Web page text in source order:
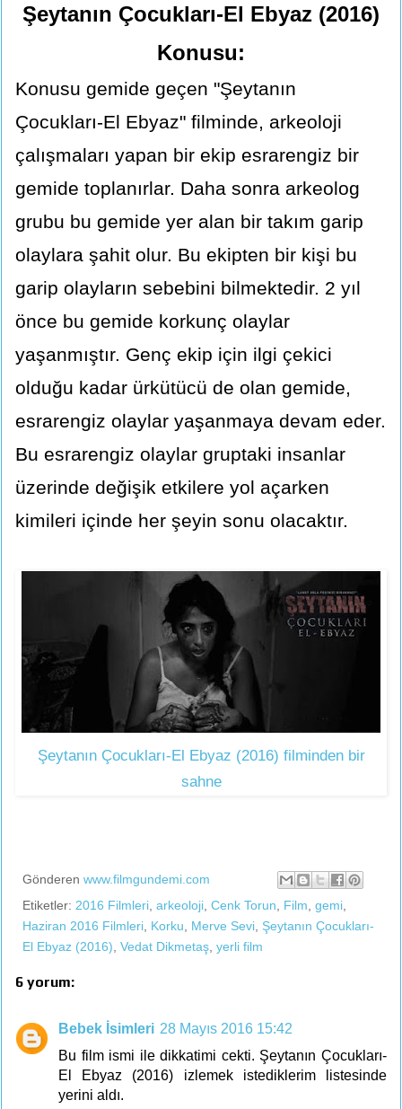
Şeytanın Çocukları-El Ebyaz (2016)
Konusu:
Konusu gemide geçen "Şeytanın
Çocukları-El Ebyaz" filminde, arkeoloji
çalışmaları yapan bir ekip esrarengiz bir
gemide toplanırlar. Daha sonra arkeolog
grubu bu gemide yer alan bir takım garip
olaylara şahit olur. Bu ekipten bir kişi bu
garip olayların sebebini bilmektedir. 2 yıl
önce bu gemide korkunç olaylar
yaşanmıştır. Genç ekip için ilgi çekici
olduğu kadar ürkütücü de olan gemide,
esrarengiz olaylar yaşanmaya devam eder.
Bu esrarengiz olaylar gruptaki insanlar
üzerinde değişik etkilere yol açarken
kimileri içinde her şeyin sonu olacaktır.
Şeytanın Çocukları-El Ebyaz (2016) filminden bir
sahne
Gönderen www.filmgundemi.com
Etiketler: 2016 Filmleri arkeoloji Cenk Torun Film gemi
Haziran 2016 Filmleri Korku Merve Sevi Şeytanın Çocukları-
El Ebyaz (2016) Vedat Dikmetaş yerli film
6 yorum:
Bebek İsimleri 28 Mayıs 2016 15:42
Bu film ismi ile dikkatimi cekti. Şeytanın Çocukları-
El Ebyaz (2016) izlemek istediklerim listesinde
yerini aldı.